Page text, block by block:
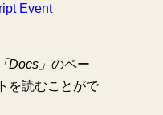
Event
「Docs」 のペー
を読むことがで